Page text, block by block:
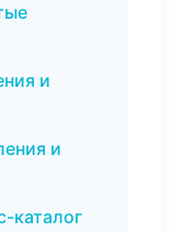
и
и
каталог